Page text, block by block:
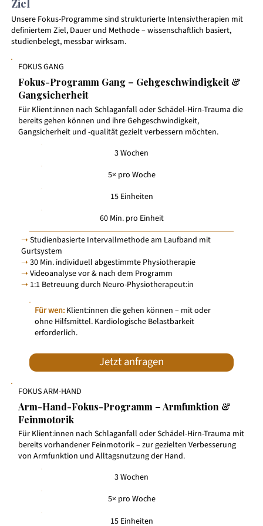
Ziel
Unsere Fokus-Programme sind strukturierte Intensivtherapien mit
definiertem Ziel, Dauer und Methode – wissenschaftlich basiert,
studienbelegt, messbar wirksam.
FOKUS GANG
Fokus-Programm Gang – Gehgeschwindigkeit &
Gangsicherheit
Für Klient:innen nach Schlaganfall oder Schädel-Hirn-Trauma die
bereits gehen können und ihre Gehgeschwindigkeit,
Gangsicherheit und -qualität gezielt verbessern möchten.
3 Wochen
5× pro Woche
15 Einheiten
60 Min. pro Einheit
➝ Studienbasierte Intervallmethode am Laufband mit
Gurtsystem
➝ 30 Min. individuell abgestimmte Physiotherapie
➝ Videoanalyse vor & nach dem Programm
➝ 1:1 Betreuung durch Neuro-Physiotherapeut:in
Für wen: Klient:innen die gehen können – mit oder
ohne Hilfsmittel. Kardiologische Belastbarkeit
erforderlich.
Jetzt anfragen
FOKUS ARM-HAND
Arm-Hand-Fokus-Programm – Armfunktion &
Feinmotorik
Für Klient:innen nach Schlaganfall oder Schädel-Hirn-Trauma mit
bereits vorhandener Feinmotorik – zur gezielten Verbesserung
von Armfunktion und Alltagsnutzung der Hand.
3 Wochen
5× pro Woche
15 Einheiten